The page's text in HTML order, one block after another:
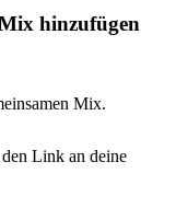
hinzufügen
Mix.
den Link an deine